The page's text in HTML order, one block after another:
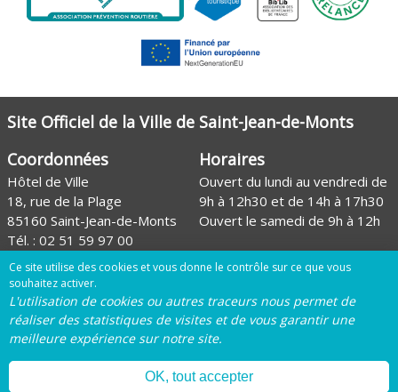
Site Officiel de la Ville de Saint-Jean-de-Monts
Coordonnées
Hôtel de Ville
18, rue de la Plage
85160 Saint-Jean-de-Monts
Tél. : 02 51 59 97 00
Envoyer un mail
Horaires
Ouvert du lundi au vendredi de
9h à 12h30 et de 14h à 17h30
Ouvert le samedi de 9h à 12h
Site de l'Office de tourisme
Page Facebook de la Ville
Page Instagram de la Ville
Ce site utilise des cookies et vous donne le contrôle sur ce que vous
souhaitez activer.
L'utilisation de cookies ou autres traceurs nous permet de
réaliser des statistiques de visites et de vous garantir une
meilleure expérience sur notre site.
OK, tout accepter